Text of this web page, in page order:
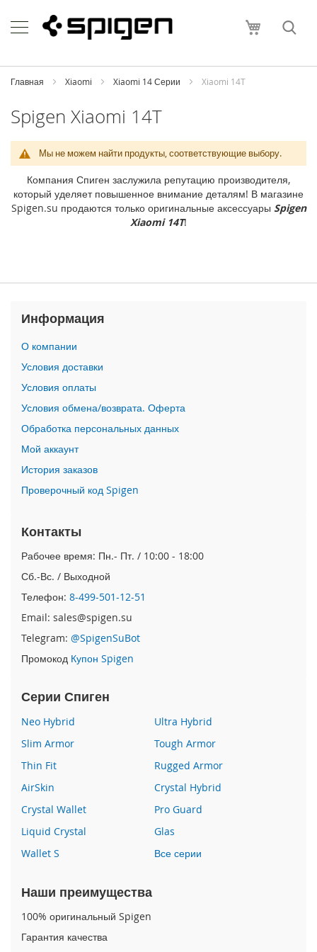
to
Content
Моя
h
o
i
P
h
e
1
M
P
h
o
n
e
1
7
P
r
o
i
o
n
e
A
i
r
i
P
h
e
7
P
h
o
n
1
6
P
o
a
Главная Xiaomi Xiaomi 14 Серии Xiaomi 14T
Spigen Xiaomi 14T
Мы не можем найти продукты, соответствующие выбору.
Компания Спиген заслужила репутацию производителя,
который уделяет повышенное внимание деталям! В магазине
Spigen.su продаются только оригинальные аксессуары Spigen
Xiaomi 14T!
Информация
О компании
Условия доставки
Условия оплаты
Условия обмена/возврата. Оферта
Обработка персональных данных
Мой аккаунт
История заказов
Проверочный код Spigen
Контакты
Рабочее время: Пн.- Пт. / 10:00 - 18:00
Сб.-Вс. / Выходной
Телефон: 8-499-501-12-51
Email: sales@spigen.su
Telegram: @SpigenSuBot
Промокод Купон Spigen
Серии Спиген
Neo Hybrid
Ultra Hybrid
Slim Armor
Tough Armor
Thin Fit
Rugged Armor
AirSkin
Crystal Hybrid
Crystal Wallet
Pro Guard
Liquid Crystal
Glas
Wallet S
Все серии
Наши преимущества
100% оригинальный Spigen
Гарантия качества